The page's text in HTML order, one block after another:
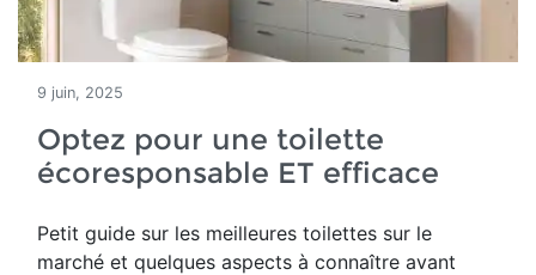
9 juin, 2025
Optez pour une toilette
écoresponsable ET efficace
Petit guide sur les meilleures toilettes sur le
marché et quelques aspects à connaître avant